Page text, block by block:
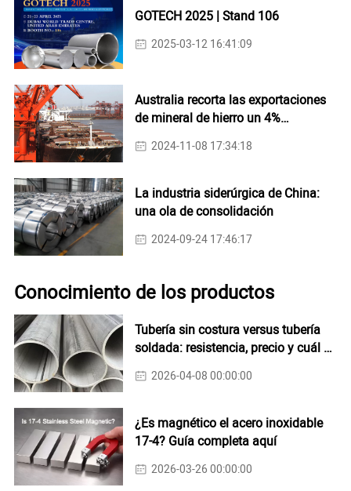
GOTECH 2025 | Stand 106
2025-03-12 16:41:09
Australia recorta las exportaciones
de mineral de hierro un 4%
interanual en octubre
2024-11-08 17:34:18
La industria siderúrgica de China:
una ola de consolidación
2024-09-24 17:46:17
Conocimiento de los productos
Tubería sin costura versus tubería
soldada: resistencia, precio y cuál es
más fuerte
2026-04-08 00:00:00
¿Es magnético el acero inoxidable
17-4? Guía completa aquí
2026-03-26 00:00:00